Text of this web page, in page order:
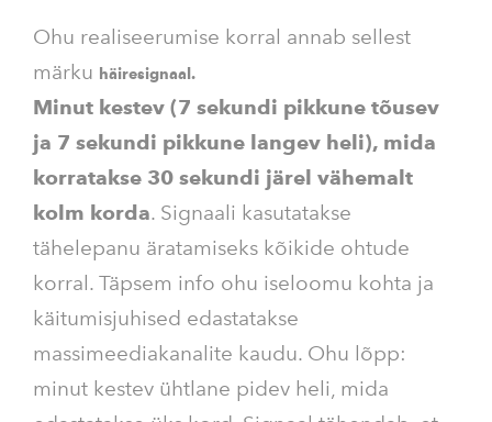
Ohu realiseerumise korral annab sellest
märku häiresignaal.
Minut kestev (7 sekundi pikkune tõusev
ja 7 sekundi pikkune langev heli), mida
korratakse 30 sekundi järel vähemalt
kolm korda. Signaali kasutatakse
tähelepanu äratamiseks kõikide ohtude
korral. Täpsem info ohu iseloomu kohta ja
käitumisjuhised edastatakse
massimeediakanalite kaudu. Ohu lõpp:
minut kestev ühtlane pidev heli, mida